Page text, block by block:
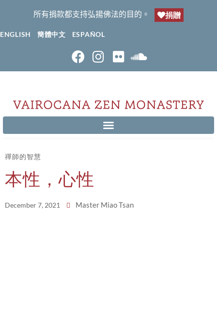
所有捐款都支持弘揚佛法的目的。 捐贈
ENGLISH 簡體中文 ESPAÑOL
禪師的智慧
本性，心性
December 7, 2021 Master Miao Tsan